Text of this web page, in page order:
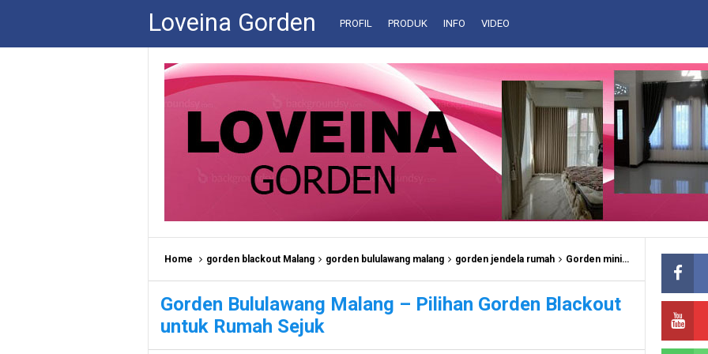
Loveina Gorden PROFIL PRODUK INFO VIDEO
Home gorden blackout Malang gorden bululawang malang gorden jendela rumah Gorden minimalis Malang
Gorden Bululawang Malang – Pilihan Gorden Blackout
untuk Rumah Sejuk